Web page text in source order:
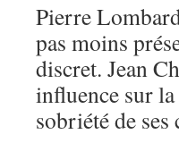
Pierre
pas moins
discret. Jean
influence sur
sobriété de